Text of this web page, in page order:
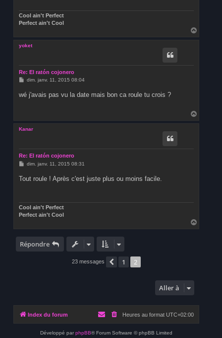
Cool ain't Perfect
Perfect ain't Cool
a
yoket
Re: El ratón cojonero
M
s
s
dim. janv. 11, 2015 08:04
wé j'avais pas vu la date mais bon ca roule tu crois ?
a
Kanar
Re: El ratón cojonero
M
s
dim. janv. 11, 2015 08:31
Tout roule ! Après c'est juste plus ou moins facile.
Cool ain't Perfect
Perfect ain't Cool
a
Répondre
23 messages Précédente
1 2
Aller à
Index du forum Heures au format UTC+02:00
Développé par phpBB® Forum Software © phpBB Limited